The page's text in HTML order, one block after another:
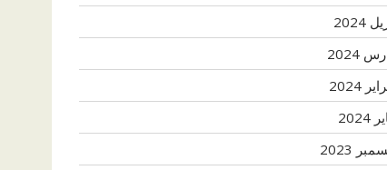
2024
2024
2024
2023